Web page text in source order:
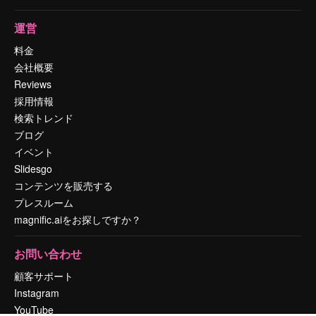
運営
料金
会社概要
Reviews
採用情報
検索トレンド
ブログ
イベント
Slidesgo
コンテンツを販売する
プレスルーム
magnific.aiをお探しですか？
お問い合わせ
顧客サポート
Instagram
YouTube